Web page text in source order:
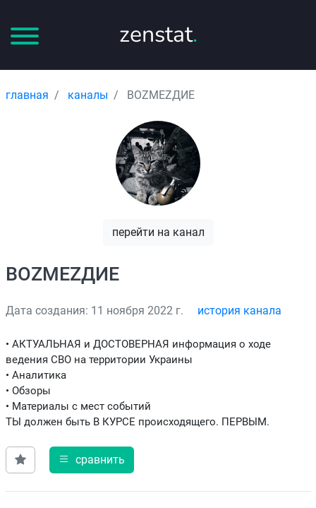
zenstat.
главная каналы ВОZМЕZДИЕ
перейти на канал
ВОZМЕZДИЕ
Дата создания: 11 ноября 2022 г. история канала
• АКТУАЛЬНАЯ и ДОСТОВЕРНАЯ информация о ходе
ведения СВО на территории Украины
• Аналитика
• Обзоры
• Материалы с мест событий
ТЫ должен быть В КУРСЕ происходящего. ПЕРВЫМ.
сравнить